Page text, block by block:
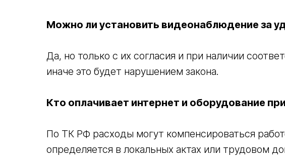
Можно ли установить видеонаблюдение за
Да, но только с их согласия и при наличии
иначе это будет нарушением закона.
Кто оплачивает интернет и оборудование
По ТК РФ расходы могут компенсироваться
определяется в локальных актах или трудовом